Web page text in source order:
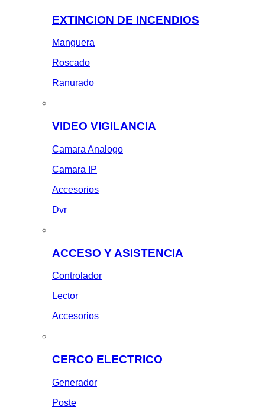
EXTINCION DE INCENDIOS
Manguera
Roscado
Ranurado
VIDEO VIGILANCIA
Camara Analogo
Camara IP
Accesorios
Dvr
ACCESO Y ASISTENCIA
Controlador
Lector
Accesorios
CERCO ELECTRICO
Generador
Poste